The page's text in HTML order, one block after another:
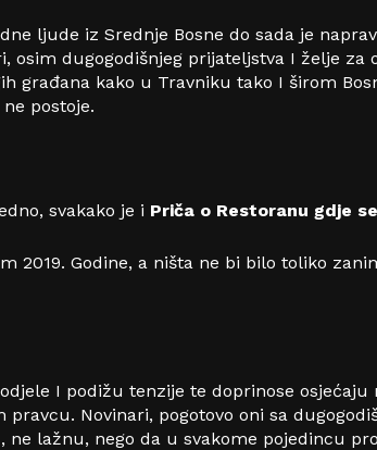
ljude iz Srednje Bosne do sada je
dugogodišnjeg prijateljstva I želje za
građana kako u Travniku tako I širom
postoje.
svakako je i Priča o Restoranu gdje
2019. Godine, a ništa ne bi bilo toliko
I podižu tenzije te doprinose osjećaju
Novinari, pogotovo oni sa
lažnu, nego da u svakome pojedincu